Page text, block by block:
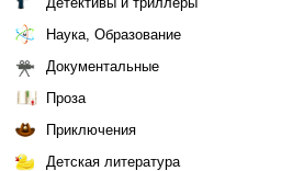
Наука, Образование
Документальные
Проза
Приключения
Детская литература